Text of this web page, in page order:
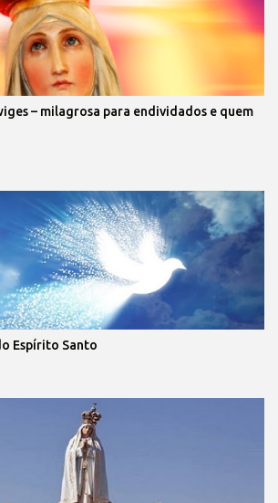
– milagrosa para endividados e quem
Espírito Santo